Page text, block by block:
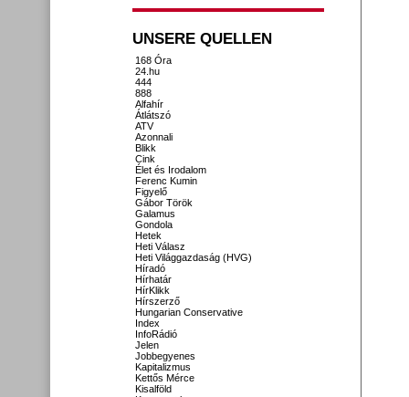
UNSERE QUELLEN
168 Óra
24.hu
444
888
Alfahír
Átlátszó
ATV
Azonnali
Blikk
Cink
Élet és Irodalom
Ferenc Kumin
Figyelő
Gábor Török
Galamus
Gondola
Hetek
Heti Válasz
Heti Világgazdaság (HVG)
Híradó
Hírhatár
HírKlikk
Hírszerző
Hungarian Conservative
Index
InfoRádió
Jelen
Jobbegyenes
Kapitalizmus
Kettős Mérce
Kisalföld